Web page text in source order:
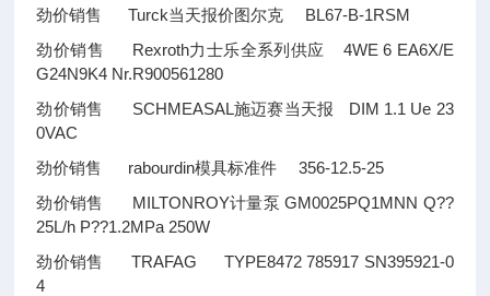
劲价销售 Turck当天报价图尔克 BL67-B-1RSM
劲价销售 Rexroth力士乐全系列供应 4WE 6 EA6X/E
G24N9K4 Nr.R900561280
劲价销售 SCHMEASAL施迈赛当天报 DIM 1.1 Ue 23
0VAC
劲价销售 rabourdin模具标准件 356-12.5-25
劲价销售 MILTONROY计量泵 GM0025PQ1MNN Q??
25L/h P??1.2MPa 250W
劲价销售 TRAFAG TYPE8472 785917 SN395921-0
4